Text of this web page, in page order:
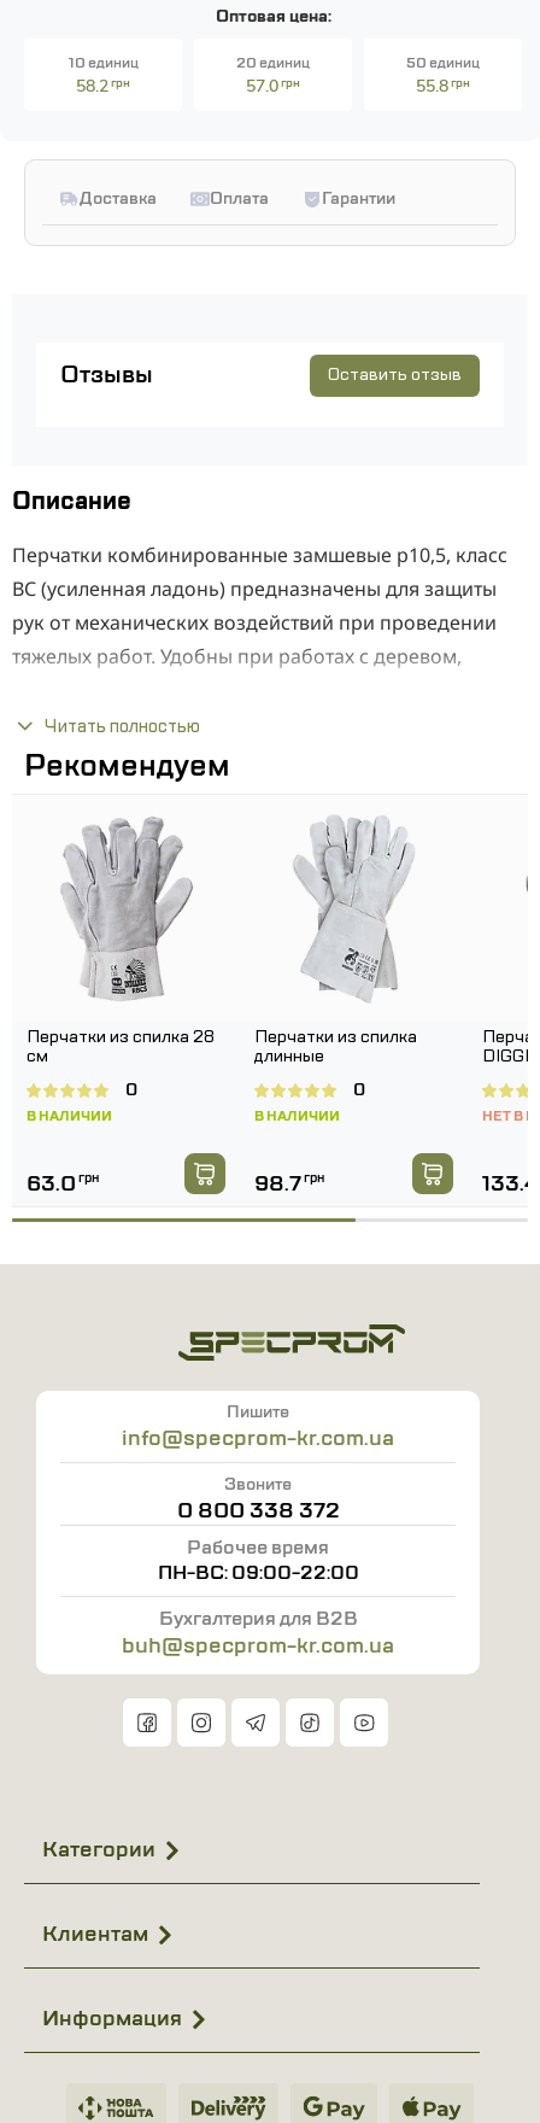
Оптовая цена:
10 единиц
58.2грн
20 единиц
57.0грн
50 единиц
55.8грн
Доставка Оплата Гарантии
Отзывы Оставить отзыв
Описание
Перчатки комбинированные замшевые р10,5, класс
ВС (усиленная ладонь) предназначены для защиты
рук от механических воздействий при проведении
тяжелых работ. Удобны при работах с деревом,
Отличительные характеристики: рабочая
поверхность ладони, большого и указательного
Преимущества:
Надежно защищают руки во время тяжелых
работ;
Цельная ладонь обеспечивает дополнительную
прочность и износостойкость;
Рабочая поверхность ладони, большого и
указательного пальцев усилена;
Манжет крага из плотной прорезиненной
хлопчатобумажной ткани обеспечивает
дополнительную вентиляцию;
Классы по EN388: 2441.
Читать полностью
Рекомендуем
Перчатки из спилка 28
см
В НАЛИЧИИ
0
63.0 грн
Перчатки из спилка
длинные
В НАЛИЧИИ
0
98.7грн
НЕТ В
133.4
Пишите
info@specprom-kr.com.ua
Звоните
0 800 338 372
Рабочее время
ПН-ВС: 09:00-22:00
Бухгалтерия для B2B
buh@specprom-kr.com.ua
Категории
Клиентам
Информация